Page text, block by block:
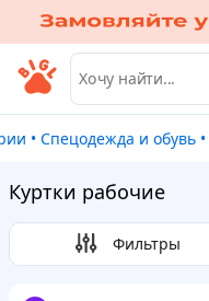
• Спецодежда и обувь •
Куртки рабочие
Фильтры